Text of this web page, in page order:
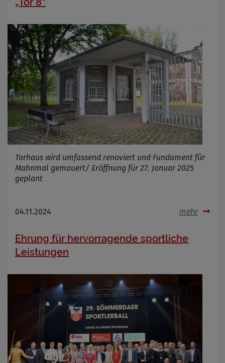
Torhaus wird umfassend renoviert und Fundament für
Mahnmal gemauert/ Eröffnung für 27. Januar 2025
geplant
04.11.2024 mehr
Ehrung für hervorragende sportliche
Leistungen